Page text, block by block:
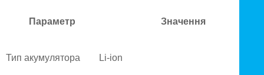
Параметр Значення
Тип акумулятора Li-ion